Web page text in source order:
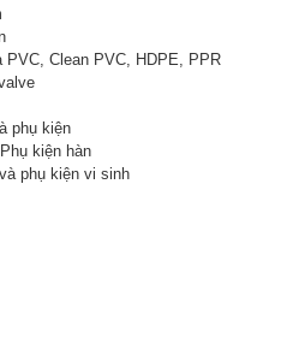
Clean PVC, HDPE, PPR
phụ kiện
kiện hàn
phụ kiện vi sinh